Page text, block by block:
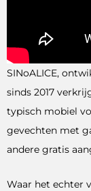
SINoALICE,
sinds 2017
typisch mobiel
gevechten met
andere gratis
Waar het echter